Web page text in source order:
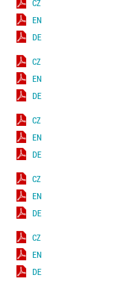
CZ
EN
DE
CZ
EN
DE
CZ
EN
DE
CZ
EN
DE
CZ
EN
DE